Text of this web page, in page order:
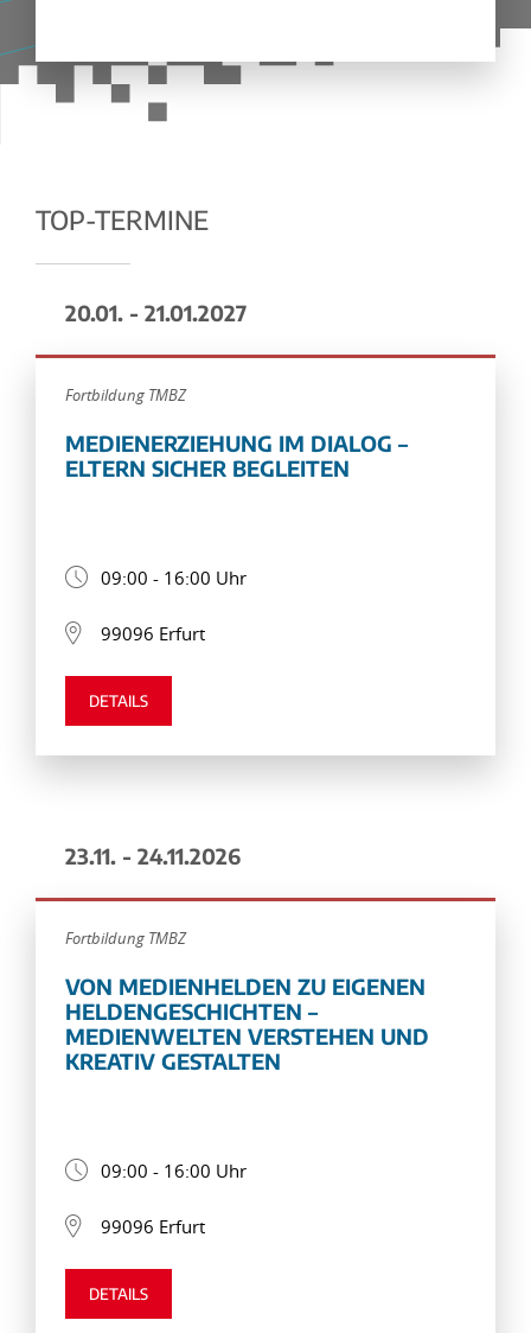
TOP-TERMINE
20.01. - 21.01.2027
Fortbildung TMBZ
MEDIENERZIEHUNG IM DIALOG –
ELTERN SICHER BEGLEITEN
09:00 - 16:00 Uhr
99096 Erfurt
DETAILS
23.11. - 24.11.2026
Fortbildung TMBZ
VON MEDIENHELDEN ZU EIGENEN
HELDENGESCHICHTEN –
MEDIENWELTEN VERSTEHEN UND
KREATIV GESTALTEN
09:00 - 16:00 Uhr
99096 Erfurt
DETAILS